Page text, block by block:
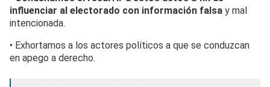
influenciar al electorado con información falsa y mal
intencionada.
• Exhortamos a los actores políticos a que se conduzcan
en apego a derecho.